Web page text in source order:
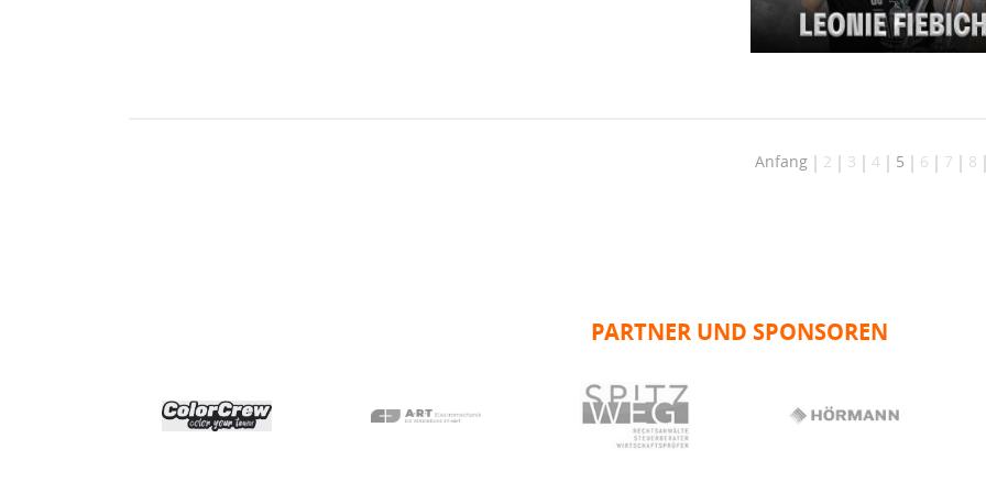
Anfang 2 3 4 5 6 7 8
PARTNER UND SPONSOREN